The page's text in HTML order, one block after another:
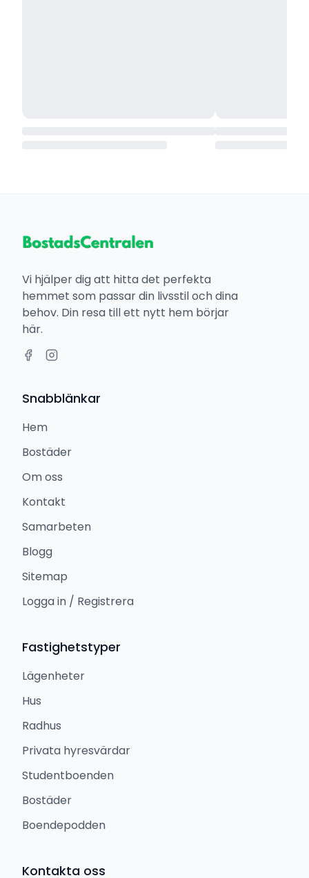
Vi hjälper dig att hitta det perfekta
hemmet som passar din livsstil och dina
behov. Din resa till ett nytt hem börjar
här.
Snabblänkar
Hem
Bostäder
Om oss
Kontakt
Samarbeten
Blogg
Sitemap
Logga in / Registrera
Fastighetstyper
Lägenheter
Hus
Radhus
Privata hyresvärdar
Studentboenden
Bostäder
Boendepodden
Kontakta oss